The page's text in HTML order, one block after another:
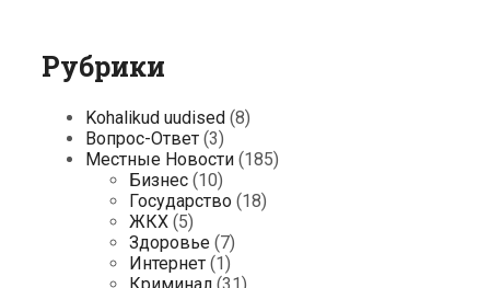
Рубрики
Kohalikud uudised (8)
Вопрос-Ответ (3)
Местные Новости (185)
Бизнес (10)
Государство (18)
ЖКХ (5)
Здоровье (7)
Интернет (1)